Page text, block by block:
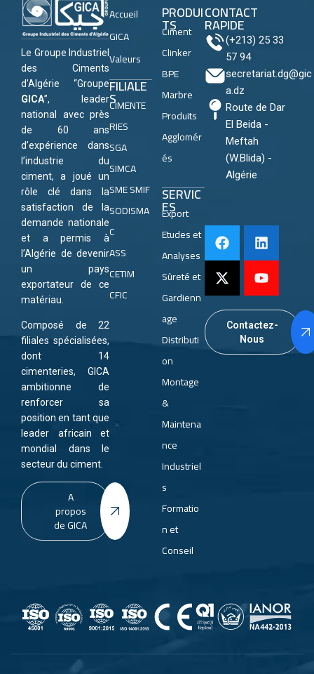
Le Groupe Industriel
des Ciments
d’Algérie “Groupe
GICA”, leader
national avec près
de 60 ans
d’expérience dans
l’industrie du
ciment, a joué un
rôle clé dans la
satisfaction de la
demande nationale
et a permis à
l’Algérie de devenir
un pays
exportateur de ce
matériau.
Composé de 22
filiales spécialisées,
dont 14
cimenteries, GICA
ambitionne de
renforcer sa
position en tant que
leader africain et
mondial dans le
secteur du ciment.
A
propos
de GICA
Accueil
GICA
Valeurs
FILIALE
S
CIMENTE
RIES
SGA
SIMCA
SME SMIF
SODISMA
C
ASS
CETIM
CFIC
PRODUI
TS
Ciment
Clinker
BPE
Marbre
Produits
Agglomér
és
SERVIC
ES
Export
Etudes et
Analyses
Sûreté et
Gardienn
age
Distributi
on
Montage
&
Maintena
nce
Industriel
s
Formatio
n et
Conseil
CONTACT
RAPIDE
(+213) 25 33
57 94
secretariat.dg@gic
a.dz
Route de Dar
El Beida -
Meftah
(W.Blida) -
Algérie
Contactez-
Nous